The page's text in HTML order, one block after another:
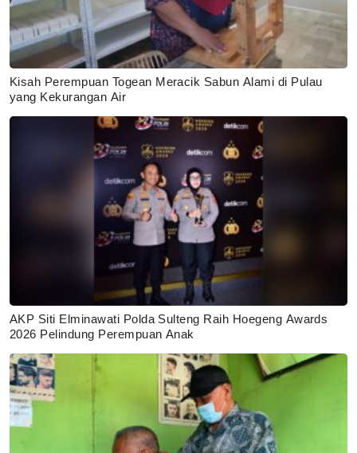
Kisah Perempuan Togean Meracik Sabun Alami di Pulau
yang Kekurangan Air
AKP Siti Elminawati Polda Sulteng Raih Hoegeng Awards
2026 Pelindung Perempuan Anak